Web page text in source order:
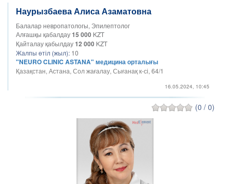
Наурызбаева Алиса Азаматовна
Балалар невропатологы, Эпилептолог
Алғашқы қабалдау15 000 KZT
Қайталау қабылдау12 000 KZT
Жалпы өтіл (жыл): 10
"NEURO CLINIC ASTANA" медицина орталығы
Қазақстан, Астана, Сол жағалау, Сығанақ к-сі, 64/1
16.05.2024, 10:45
(0 / 0)